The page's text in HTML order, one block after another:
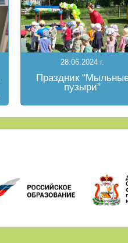
28.06.2024 г.
Праздник
пузыри"